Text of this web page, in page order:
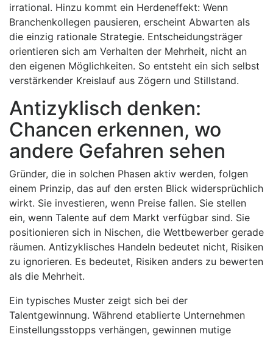
irrational. Hinzu kommt ein Herdeneffekt: Wenn
Branchenkollegen pausieren, erscheint Abwarten als
die einzig rationale Strategie. Entscheidungsträger
orientieren sich am Verhalten der Mehrheit, nicht an
den eigenen Möglichkeiten. So entsteht ein sich selbst
verstärkender Kreislauf aus Zögern und Stillstand.
Antizyklisch denken:
Chancen erkennen, wo
andere Gefahren sehen
Gründer, die in solchen Phasen aktiv werden, folgen
einem Prinzip, das auf den ersten Blick widersprüchlich
wirkt. Sie investieren, wenn Preise fallen. Sie stellen
ein, wenn Talente auf dem Markt verfügbar sind. Sie
positionieren sich in Nischen, die Wettbewerber gerade
räumen. Antizyklisches Handeln bedeutet nicht, Risiken
zu ignorieren. Es bedeutet, Risiken anders zu bewerten
als die Mehrheit.
Ein typisches Muster zeigt sich bei der
Talentgewinnung. Während etablierte Unternehmen
Einstellungsstopps verhängen, gewinnen mutige